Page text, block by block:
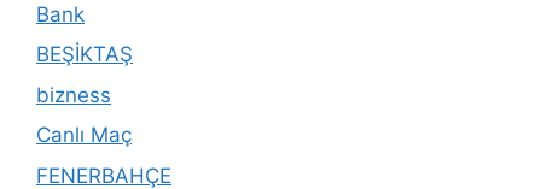
Bank
BEŞİKTAŞ
bizness
Canlı Maç
FENERBAHÇE